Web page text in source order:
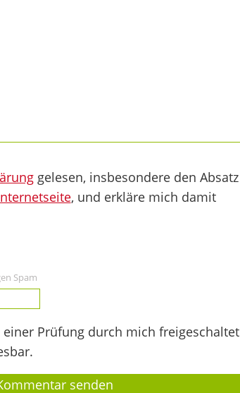
gelesen, insbesondere den Absatz
, und erkläre mich damit
Spam
Prüfung durch mich